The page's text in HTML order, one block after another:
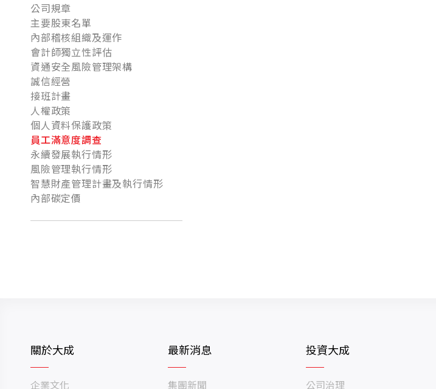
公司規章
主要股東名單
內部稽核組織及運作
會計師獨立性評估
資通安全風險管理架構
誠信經營
接班計畫
人權政策
個人資料保護政策
員工滿意度調查
永續發展執行情形
風險管理執行情形
智慧財產管理計畫及執行情形
內部碳定價
關於大成
企業文化
最新消息
集團新聞
投資大成
公司治理